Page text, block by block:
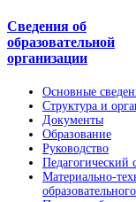
Сведения об
образовательной
организации
Основные
Структура и
Документы
Образование
Руководство
Педагогический
Материально-